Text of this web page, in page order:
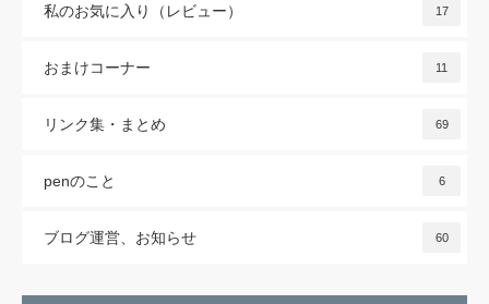
私のお気に入り（レビュー） 17
おまけコーナー 11
リンク集・まとめ 69
penのこと 6
ブログ運営、お知らせ 60